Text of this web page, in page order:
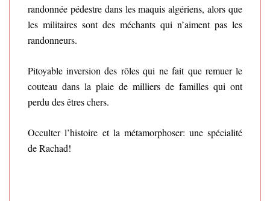
randonnée pédestre dans les maquis algériens, alors que
les militaires sont des méchants qui n’aiment pas les
randonneurs.
Pitoyable inversion des rôles qui ne fait que remuer le
couteau dans la plaie de milliers de familles qui ont
perdu des êtres chers.
Occulter l’histoire et la métamorphoser: une spécialité
de Rachad!